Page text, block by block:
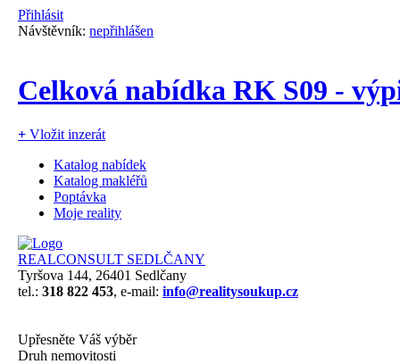
Přihlásit
Návštěvník: nepřihlášen
Celková nabídka RK S09 -
+ Vložit inzerát
Katalog nabídek
Katalog makléřů
Poptávka
Moje reality
REALCONSULT SEDLČANY
Tyršova 144, 26401 Sedlčany
tel.: 318 822 453, e-mail: info@realitysoukup.cz
Upřesněte Váš výběr
Druh nemovitosti